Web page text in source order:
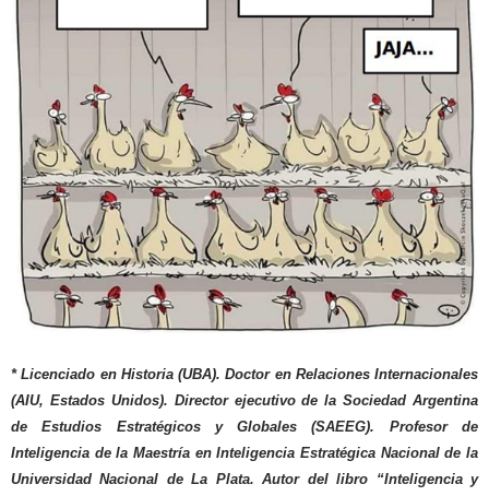
* Licenciado en Historia (UBA). Doctor en Relaciones Internacionales
(AIU, Estados Unidos). Director ejecutivo de la Sociedad Argentina
de Estudios Estratégicos y Globales (SAEEG). Profesor de
Inteligencia de la Maestría en Inteligencia Estratégica Nacional de la
Universidad Nacional de La Plata.Autor del libro “Inteligencia y